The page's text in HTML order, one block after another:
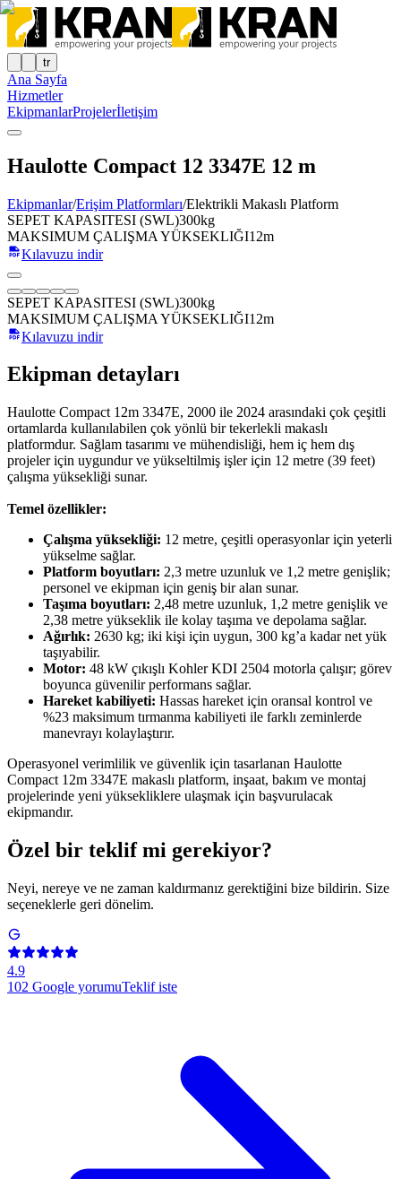
tr
Ana Sayfa
Hizmetler
EkipmanlarProjelerİletişim
Haulotte Compact 12 3347E 12 m
Ekipmanlar/Erişim Platformları/Elektrikli Makaslı Platform
SEPET KAPASITESI (SWL)300kg
MAKSIMUM ÇALIŞMA YÜKSEKLIĞI12m
Kılavuzu indir
SEPET KAPASITESI (SWL)300kg
MAKSIMUM ÇALIŞMA YÜKSEKLIĞI12m
Kılavuzu indir
Ekipman detayları
Haulotte Compact 12m 3347E, 2000 ile 2024 arasındaki çok çeşitli
ortamlarda kullanılabilen çok yönlü bir tekerlekli makaslı
platformdur. Sağlam tasarımı ve mühendisliği, hem iç hem dış
projeler için uygundur ve yükseltilmiş işler için 12 metre (39 feet)
çalışma yüksekliği sunar.
Temel özellikler:
Çalışma yüksekliği: 12 metre, çeşitli operasyonlar için yeterli
yükselme sağlar.
Platform boyutları: 2,3 metre uzunluk ve 1,2 metre genişlik;
personel ve ekipman için geniş bir alan sunar.
Taşıma boyutları: 2,48 metre uzunluk, 1,2 metre genişlik ve
2,38 metre yükseklik ile kolay taşıma ve depolama sağlar.
Ağırlık: 2630 kg; iki kişi için uygun, 300 kg’a kadar net yük
taşıyabilir.
Motor: 48 kW çıkışlı Kohler KDI 2504 motorla çalışır; görev
boyunca güvenilir performans sağlar.
Hareket kabiliyeti: Hassas hareket için oransal kontrol ve
%23 maksimum tırmanma kabiliyeti ile farklı zeminlerde
manevrayı kolaylaştırır.
Operasyonel verimlilik ve güvenlik için tasarlanan Haulotte
Compact 12m 3347E makaslı platform, inşaat, bakım ve montaj
projelerinde yeni yüksekliklere ulaşmak için başvurulacak
ekipmandır.
Özel bir teklif mi gerekiyor?
Neyi, nereye ve ne zaman kaldırmanız gerektiğini bize bildirin. Size
seçeneklerle geri dönelim.
4.9
102 Google yorumuTeklif iste